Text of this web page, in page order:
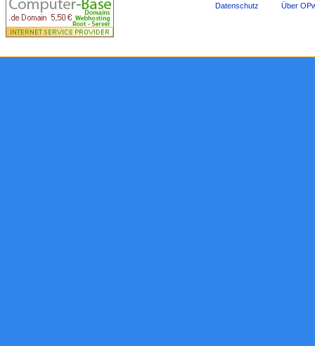
Datenschutz Über